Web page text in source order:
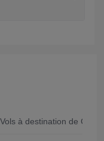
Vols à destination de